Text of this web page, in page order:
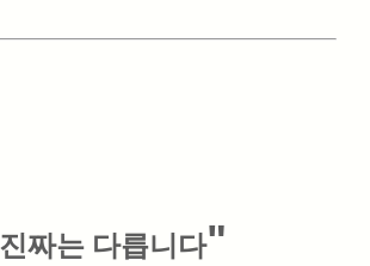
진짜는 다릅니다"